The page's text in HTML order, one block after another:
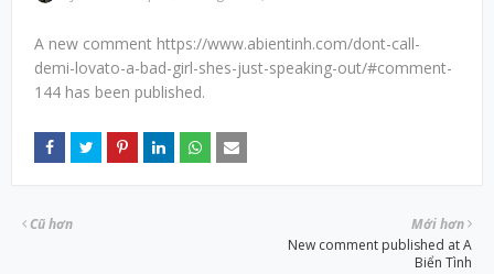
A new comment https://www.abientinh.com/dont-call-
demi-lovato-a-bad-girl-shes-just-speaking-out/#comment-
144 has been published.
Mới hơn
New comment published at A
Biển Tình
Cũ hơn